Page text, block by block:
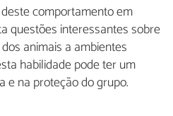
comportamento em
questões interessantes sobre
animais a ambientes
habilidade pode ter um
e na proteção do grupo.